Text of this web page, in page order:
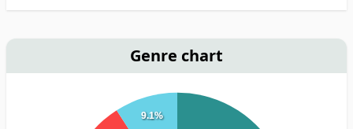
Genre chart
9.1%